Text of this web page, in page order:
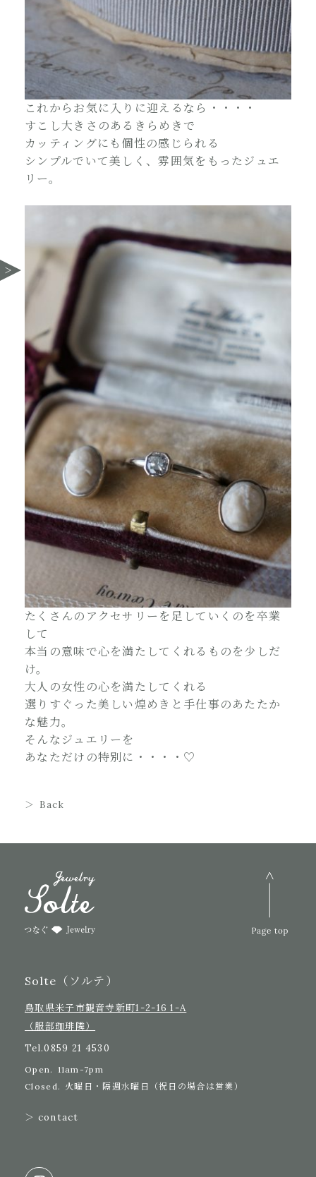
これからお気に入りに迎えるなら・・・・
すこし大きさのあるきらめきで
カッティングにも個性の感じられる
シンプルでいて美しく、雰囲気をもったジュエ
リー。
たくさんのアクセサリーを足していくのを卒業
して
本当の意味で心を満たしてくれるものを少しだ
け。
大人の女性の心を満たしてくれる
選りすぐった美しい煌めきと手仕事のあたたか
な魅力。
そんなジュエリーを
あなただけの特別に・・・・♡
Back
Solte（ソルテ）
鳥取県米子市観音寺新町1-2-16 1-A
（服部珈琲隣）
Tel.0859 21 4530
Open. 11am-7pm
Closed. 火曜日・隔週水曜日（祝日の場合は営業）
＞ contact